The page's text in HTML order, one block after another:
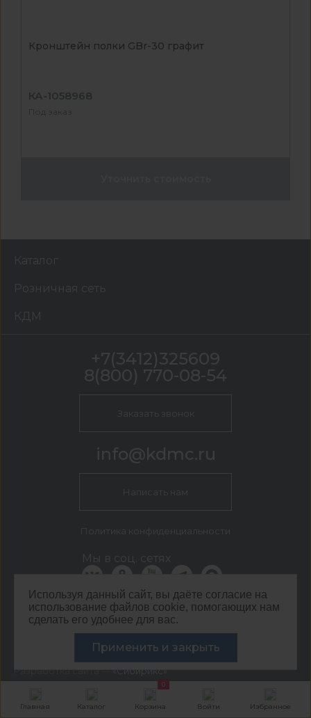
Главная Каталог
0
Корзина Войти Избранное
Кронштейн полки GBr-30 графит
КА-1058968
Под заказ
Используя данный сайт, вы даёте согласие на
использование файлов cookie, помогающих нам
сделать его удобнее для вас.
Применить и закрыть
Каталог
Розничная сеть
КДМ
КДМ Ижевск
г. Ижевск, ул. Новоажимова, 27 стр. 2.2
+7(3412)325609
8(800) 770-08-54
Заказать звонок
info@kdmc.ru
Написать нам
Политика конфиденциальности
Мы в соц. сетях
ООО ЦЕНТР КДМ. ИНН: 3661037157 ОГРН: 1063667287551
Разработка сайта —«Сибирикс»